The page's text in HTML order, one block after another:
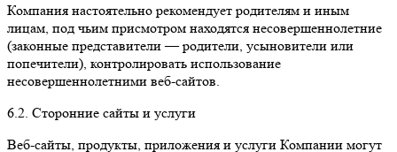
Компания настоятельно рекомендует родителям и иным
лицам, под чьим присмотром находятся несовершеннолетние
(законные представители — родители, усыновители или
попечители), контролировать использование
несовершеннолетними веб-сайтов.
6.2. Сторонние сайты и услуги
Веб-сайты, продукты, приложения и услуги Компании могут